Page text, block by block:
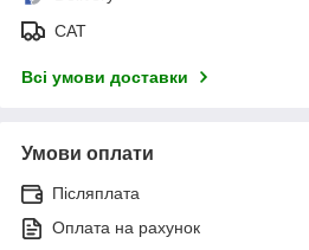
САТ
Всі умови доставки
Умови оплати
Післяплата
Оплата на рахунок